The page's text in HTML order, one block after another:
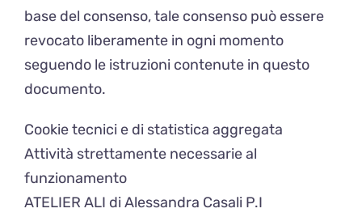
base del consenso, tale consenso può essere
revocato liberamente in ogni momento
seguendo le istruzioni contenute in questo
documento.
Cookie tecnici e di statistica aggregata
Attività strettamente necessarie al
funzionamento
ATELIER ALI di Alessandra Casali P.I